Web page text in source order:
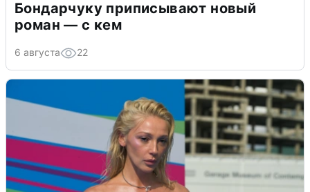
Бондарчуку приписывают новый
роман — с кем
6 августа 22